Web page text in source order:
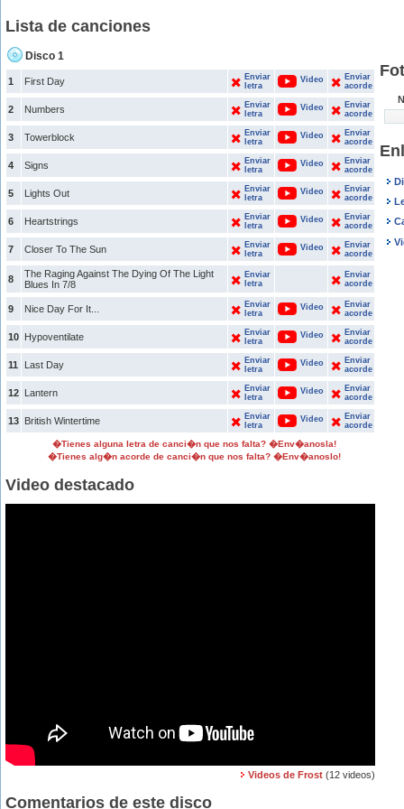
Lista de canciones
Disco 1
1 First Day
Enviar
letra
Video
Enviar
acorde
2 Numbers
Enviar
letra
Video
Enviar
acorde
3 Towerblock
Enviar
letra
Video
Enviar
acorde
4 Signs
Enviar
letra
Video
Enviar
acorde
5 Lights Out
Enviar
letra
Video
Enviar
acorde
6 Heartstrings
Enviar
letra
Video
Enviar
acorde
7 Closer To The Sun
Enviar
letra
Video
Enviar
acorde
8
The Raging Against The Dying Of The Light
Blues In 7/8
Enviar
letra
Enviar
acorde
9 Nice Day For It...
Enviar
letra
Video
Enviar
acorde
10 Hypoventilate
Enviar
letra
Video
Enviar
acorde
11 Last Day
Enviar
letra
Video
Enviar
acorde
12 Lantern
Enviar
letra
Video
Enviar
acorde
13 British Wintertime
Enviar
letra
Video
Enviar
acorde
�Tienes alguna letra de canci�n que nos falta? �Env�anosla!
�Tienes alg�n acorde de canci�n que nos falta? �Env�anoslo!
Video destacado
Videos de Frost (12 videos)
Comentarios de este disco